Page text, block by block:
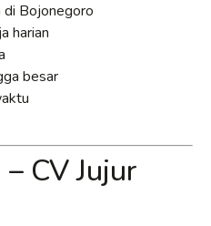
Bojonegoro
harian
besar
CV Jujur